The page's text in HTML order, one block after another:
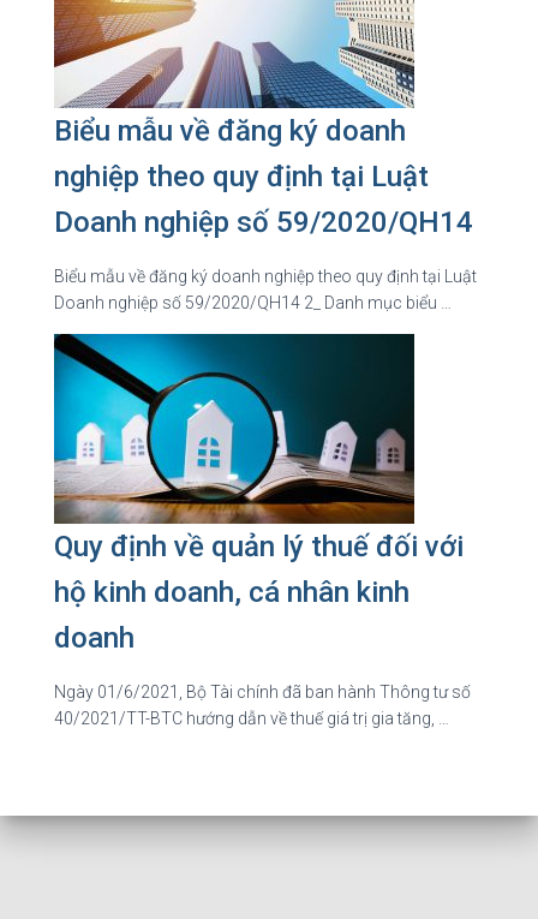
Biểu mẫu về đăng ký doanh
nghiệp theo quy định tại Luật
Doanh nghiệp số 59/2020/QH14
Biểu mẫu về đăng ký doanh nghiệp theo quy định tại Luật
Doanh nghiệp số 59/2020/QH14 2_ Danh mục biểu …
Quy định về quản lý thuế đối với
hộ kinh doanh, cá nhân kinh
doanh
Ngày 01/6/2021, Bộ Tài chính đã ban hành Thông tư số
40/2021/TT-BTC hướng dẫn về thuế giá trị gia tăng, …